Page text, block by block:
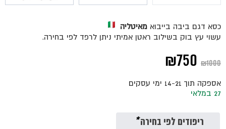
כסא דגם ביבה בייבוא מאיטליה
עשוי עץ בוק בשילוב ראטן אמיתי ניתן לרפד לפי בחירה.
₪1000
המחיר
המקורי
היה:
₪1000.
₪750
הנוכחי
₪750.
אספקה תוך 14-21 ימי עסקים
27 במלאי
ריפודים לפי בחירה*